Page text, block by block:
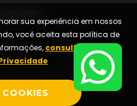
direitos reservados.
sua experiência em nossos
você aceita esta política de
consulte nossa